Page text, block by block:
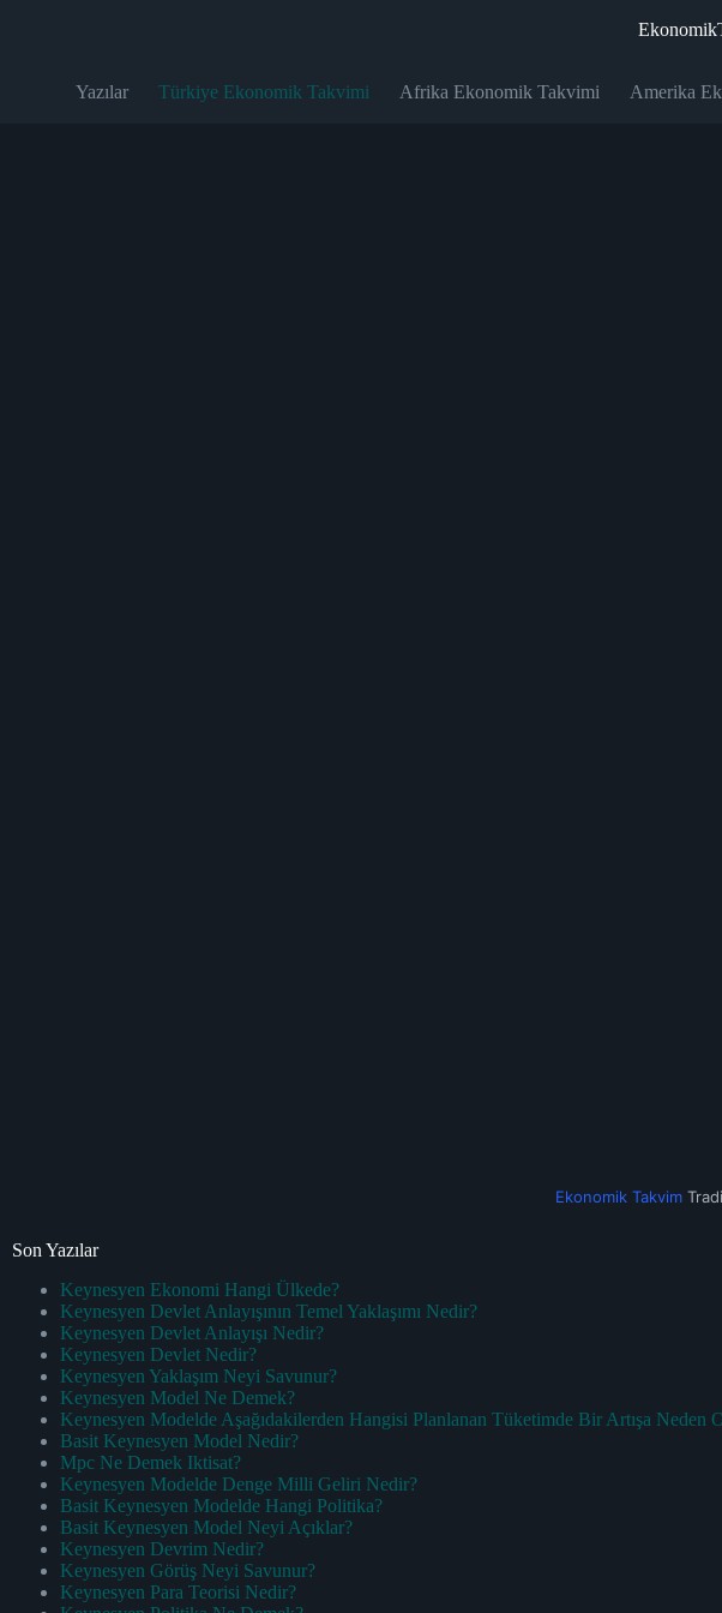
Yazılar Türkiye Ekonomik Takvimi Afrika Ekonomik Takvimi Amerika
Ekonomik Takvim
Son Yazılar
Keynesyen Ekonomi Hangi Ülkede?
Keynesyen Devlet Anlayışının Temel Yaklaşımı Nedir?
Keynesyen Devlet Anlayışı Nedir?
Keynesyen Devlet Nedir?
Keynesyen Yaklaşım Neyi Savunur?
Keynesyen Model Ne Demek?
Keynesyen Modelde Aşağıdakilerden Hangisi Planlanan Tüketimde Bir Artışa Neden
Basit Keynesyen Model Nedir?
Mpc Ne Demek Iktisat?
Keynesyen Modelde Denge Milli Geliri Nedir?
Basit Keynesyen Modelde Hangi Politika?
Basit Keynesyen Model Neyi Açıklar?
Keynesyen Devrim Nedir?
Keynesyen Görüş Neyi Savunur?
Keynesyen Para Teorisi Nedir?